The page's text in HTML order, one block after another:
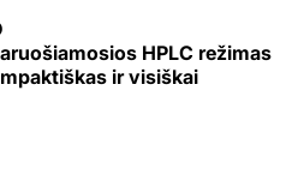
HPLC režimas
ir visiškai